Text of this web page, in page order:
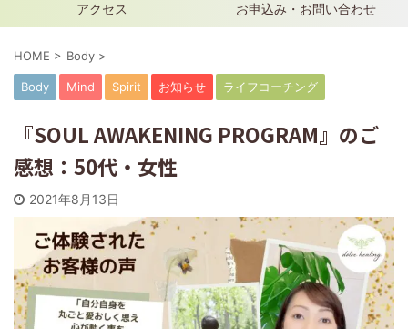
アクセス お申込み・お問い合わせ
HOME > Body >
Body Mind Spirit お知らせ ライフコーチング
『SOUL AWAKENING PROGRAM』のご
感想：50代・女性
2021年8月13日